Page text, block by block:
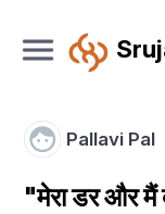
Pallavi Pal
"मेरा डर और मैं